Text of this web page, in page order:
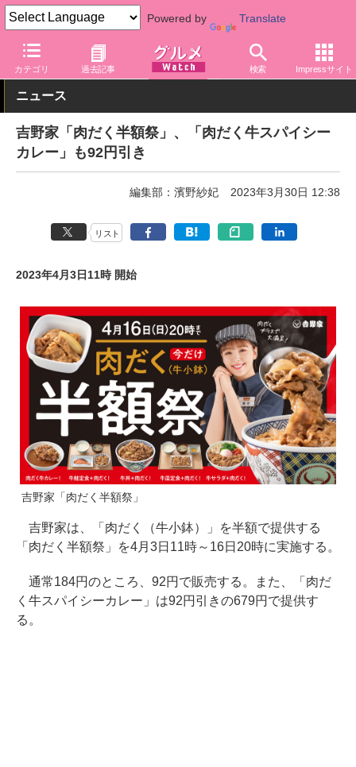
Powered by Translate
カテゴリ 過去記事 検索 Impressサイト
グルメ Watch 店舗 丼もの 吉野家
ニュース
吉野家「肉だく半額祭」、「肉だく牛スパイシー
カレー」も92円引き
編集部：濱野紗妃 2023年3月30日 12:38
リスト
2023年4月3日11時 開始
吉野家「肉だく半額祭」
吉野家は、「肉だく（牛小鉢）」を半額で提供する
「肉だく半額祭」を4月3日11時～16日20時に実施する。
通常184円のところ、92円で販売する。また、「肉だ
く牛スパイシーカレー」は92円引きの679円で提供す
る。